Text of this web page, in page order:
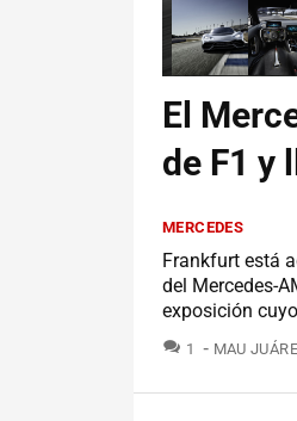
El
de F1 y
MERCEDES
Frankfurt está
del Mercedes-
exposición
1 MAU